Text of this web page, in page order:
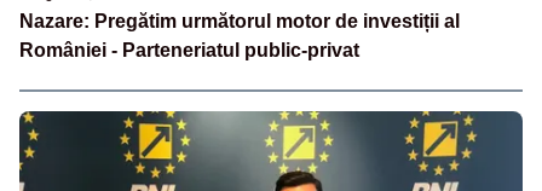
Nazare: Pregătim următorul motor de investiții al
României - Parteneriatul public-privat